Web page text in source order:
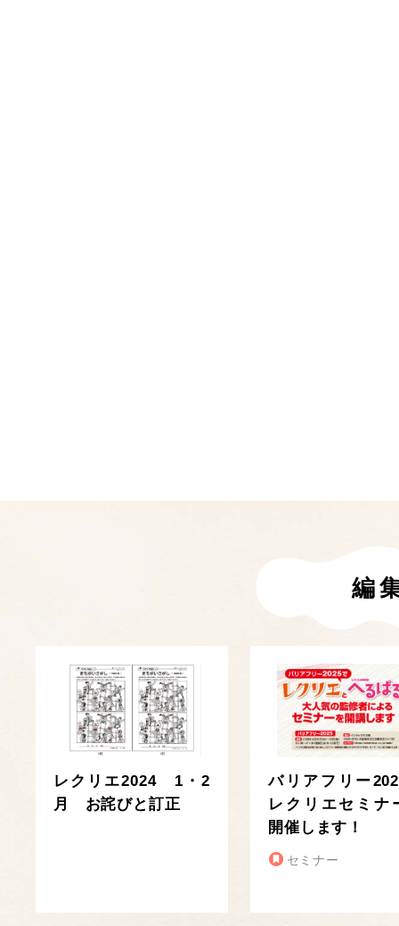
編
レクリエ2024 1・2
月 お詫びと訂正
バリアフリー
レクリエセミナ
開催します！
セミナー